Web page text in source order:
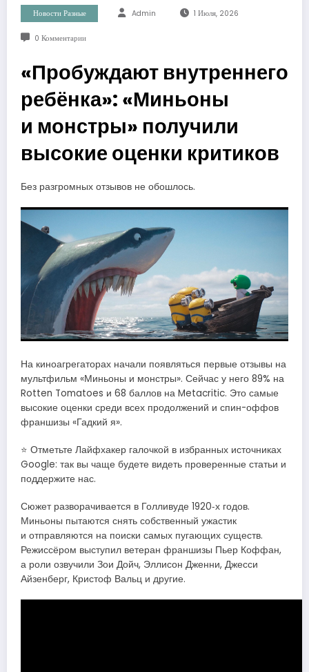
Новости Разные Admin 1 Июля, 2026
0 Комментарии
«Пробуждают внутреннего
ребёнка»: «Миньоны
и монстры» получили
высокие оценки критиков
Без разгромных отзывов не обошлось.
На киноагрегаторах начали появляться первые отзывы на
мультфильм «Миньоны и монстры». Сейчас у него 89% на
Rotten Tomatoes и 68 баллов на Metacritic. Это самые
высокие оценки среди всех продолжений и спин-оффов
франшизы «Гадкий я».
⭐ Отметьте Лайфхакер галочкой в избранных источниках
Google: так вы чаще будете видеть проверенные статьи и
поддержите нас.
Сюжет разворачивается в Голливуде 1920‑х годов.
Миньоны пытаются снять собственный ужастик
и отправляются на поиски самых пугающих существ.
Режиссёром выступил ветеран франшизы Пьер Коффан,
а роли озвучили Зои Дойч, Эллисон Дженни, Джесси
Айзенберг, Кристоф Вальц и другие.